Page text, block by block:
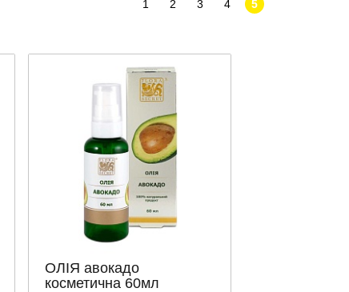
1
2 3 4 5
ОЛІЯ авокадо
косметична 60мл